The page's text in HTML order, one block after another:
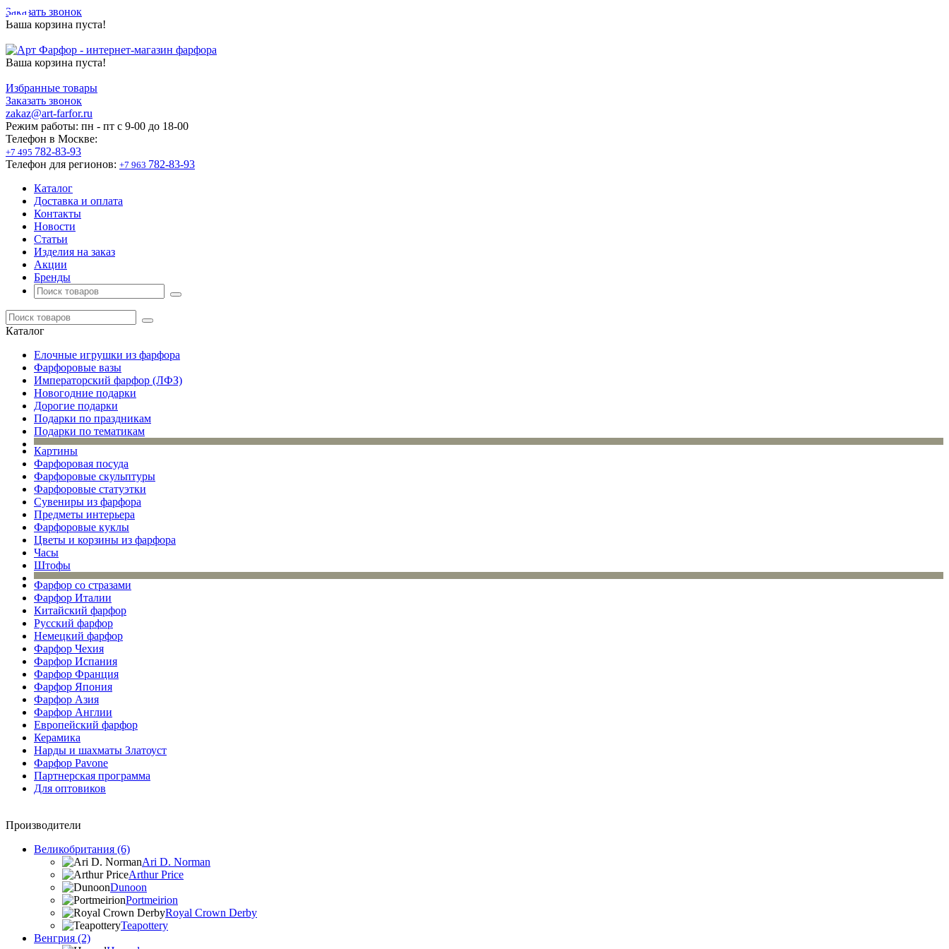
Заказать звонок
Ваша корзина пуста!
Ваша корзина пуста!
Избранные товары
Заказать звонок
zakaz@art-farfor.ru
Режим работы: пн - пт c 9-00 до 18-00
Телефон в Москве:
+7 495 782-83-93
Телефон для регионов: +7 963 782-83-93
Каталог
Доставка и оплата
Контакты
Новости
Статьи
Изделия на заказ
Акции
Бренды
Каталог
Елочные игрушки из фарфора
Фарфоровые вазы
Императорский фарфор (ЛФЗ)
Новогодние подарки
Дорогие подарки
Подарки по праздникам
Подарки по тематикам
Картины
Фарфоровая посуда
Фарфоровые скульптуры
Фарфоровые статуэтки
Сувениры из фарфора
Предметы интерьера
Фарфоровые куклы
Цветы и корзины из фарфора
Часы
Штофы
Фарфор со стразами
Фарфор Италии
Китайский фарфор
Русский фарфор
Немецкий фарфор
Фарфор Чехия
Фарфор Испания
Фарфор Франция
Фарфор Япония
Фарфор Азия
Фарфор Англии
Европейский фарфор
Керамика
Нарды и шахматы Златоуст
Фарфор Pavone
Партнерская программа
Для оптовиков
Производители
Великобритания (6)
Ari D. Norman
Arthur Price
Dunoon
Portmeirion
Royal Crown Derby
Teapottery
Венгрия (2)